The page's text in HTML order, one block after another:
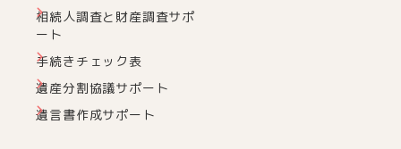
相続人調査と財産調査サポ
ート
手続きチェック表
遺産分割協議サポート
遺言書作成サポート